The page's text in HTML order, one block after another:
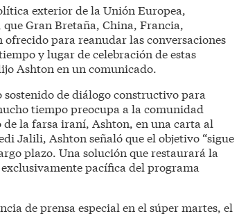
exterior de la Unión Europea,
Gran Bretaña, China, Francia,
para reanudar las conversaciones
y lugar de celebración de estas
Ashton en un comunicado.
sostenido de diálogo constructivo para
tiempo preocupa a la comunidad
la farsa iraní, Ashton, en una carta al
Jalili, Ashton señaló que el objetivo “sigue
plazo. Una solución que restaurará la
pacífica del programa
de prensa especial en el súper martes, el